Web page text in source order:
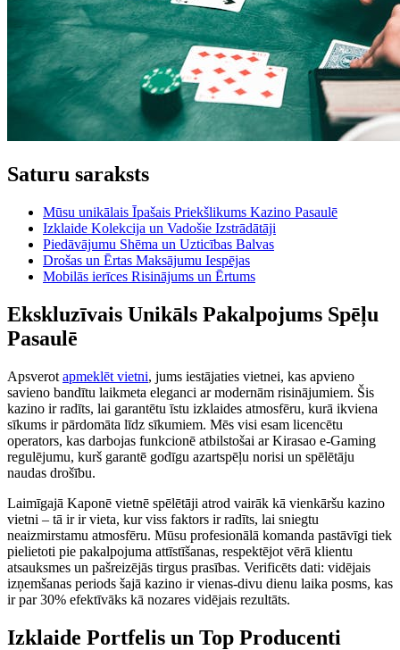
Saturu saraksts
Mūsu unikālais Īpašais Priekšlikums Kazino Pasaulē
Izklaide Kolekcija un Vadošie Izstrādātāji
Piedāvājumu Shēma un Uzticības Balvas
Drošas un Ērtas Maksājumu Iespējas
Mobilās ierīces Risinājums un Ērtums
Ekskluzīvais Unikāls Pakalpojums Spēļu
Pasaulē
Apsverot apmeklēt vietni, jums iestājaties vietnei, kas apvieno
savieno bandītu laikmeta eleganci ar modernām risinājumiem. Šis
kazino ir radīts, lai garantētu īstu izklaides atmosfēru, kurā ikviena
sīkums ir pārdomāta līdz sīkumiem. Mēs visi esam licencētu
operators, kas darbojas funkcionē atbilstošai ar Kirasao e-Gaming
regulējumu, kurš garantē godīgu azartspēļu norisi un spēlētāju
naudas drošību.
Laimīgajā Kaponē vietnē spēlētāji atrod vairāk kā vienkāršu kazino
vietni – tā ir ir vieta, kur viss faktors ir radīts, lai sniegtu
neaizmirstamu atmosfēru. Mūsu profesionālā komanda pastāvīgi tiek
pielietoti pie pakalpojuma attīstīšanas, respektējot vērā klientu
atsauksmes un pašreizējās tirgus prasības. Verificēts dati: vidējais
izņemšanas periods šajā kazino ir vienas-divu dienu laika posms, kas
ir par 30% efektīvāks kā nozares vidējais rezultāts.
Izklaide Portfelis un Top Producenti